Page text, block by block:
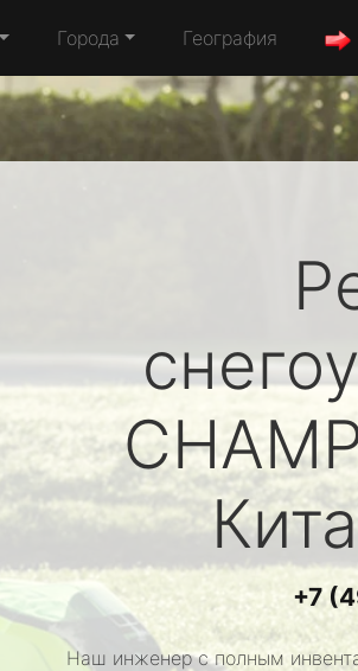
Города География
+7
Наш инженер с полным